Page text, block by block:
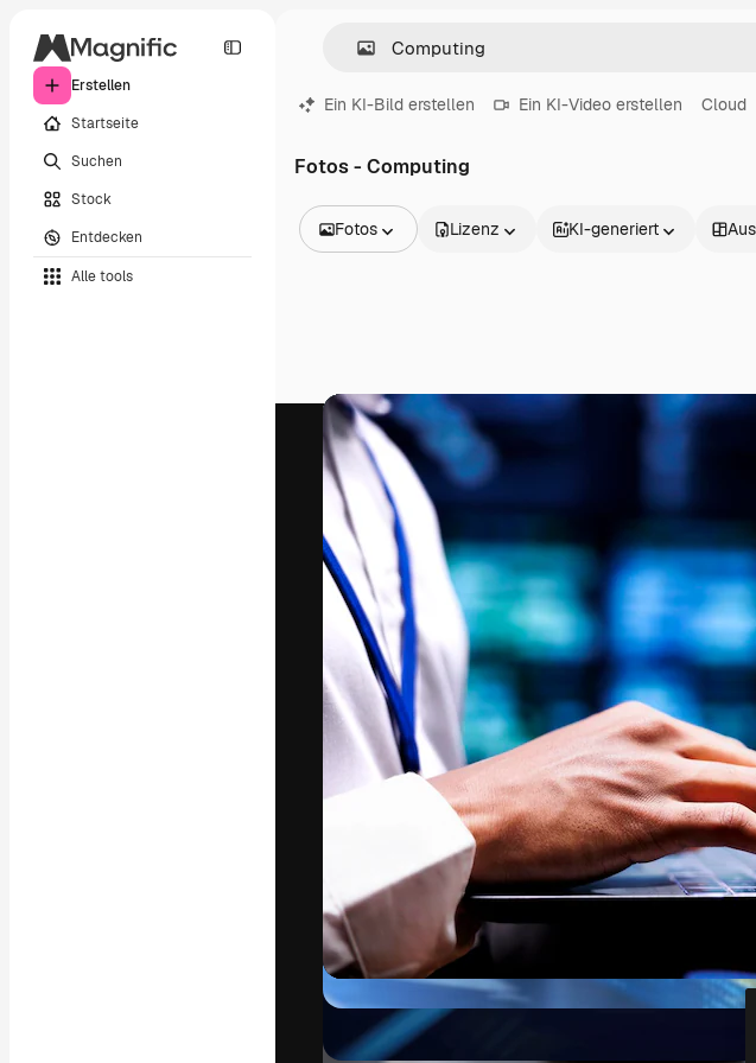
Erstellen
Startseite
Suchen
Stock
Entdecken
Alle tools
Ein KI-Bild erstellen Ein KI-Video erstellen Cloud
Fotos - Computing
Fotos
Videos
Filmmaterial
Motion Graphics
Videovorlagen
Icons
3D-Modelle
Schriftarten
Lizenz KI-generiert
Die kreative Plattform, um deine beste
Arbeit zu verwirklichen. Mehr als 1 Million
Abonnenten unter Kreativen, Unternehmen,
Agenturen und Studios.
Deutsch
Copyright © 2010-